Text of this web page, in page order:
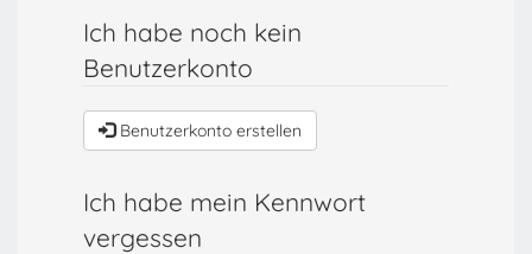
Ich habe noch kein
Benutzerkonto
Benutzerkonto erstellen
Ich habe mein Kennwort
vergessen